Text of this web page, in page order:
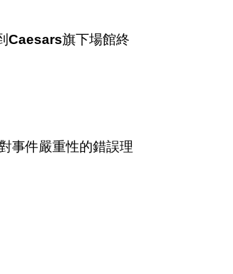
Caesars旗下場館終
事件嚴重性的錯誤理